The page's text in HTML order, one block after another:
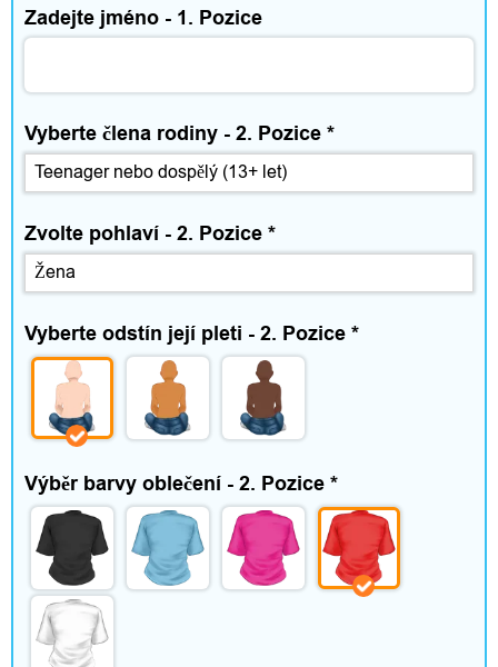
Zadejte jméno - 1. Pozice
Vyberte člena rodiny - 2. Pozice *
Zvolte pohlaví - 2. Pozice *
Vyberte odstín její pleti - 2. Pozice *
Výběr barvy oblečení - 2. Pozice *